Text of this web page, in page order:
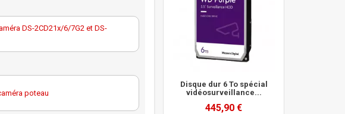
DS-2CD21x/6/7G2 et DS-
boîte de jonction pour
poteau
Disque dur 6 To spécial
vidéosurveillance...
445,90 €